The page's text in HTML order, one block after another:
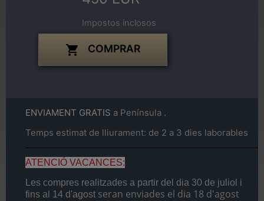
Impostos inclosos
 COMPRAR
ENVIAMENT GRATIS a Península .
Temps estimat de lliurament: de 2 a 3 dies laborables
ATENCIÓ VACANCES:
Les compres realitzades a partir del dia 30 de juliol i
fins al 14 d'agost seran enviades el dia 18 d'agost